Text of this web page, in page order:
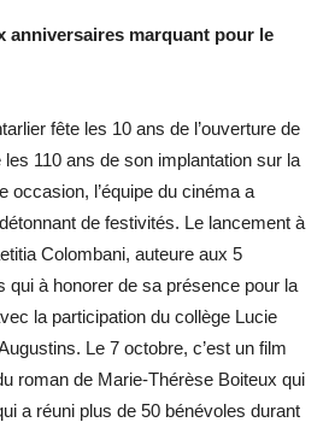
anniversaires marquant pour le
fête les 10 ans de l’ouverture de
110 ans de son implantation sur la
occasion, l’équipe du cinéma a
de festivités. Le lancement à
Colombani, auteure aux 5
qui à honorer de sa présence pour la
la participation du collège Lucie
Le 7 octobre, c’est un film
roman de Marie-Thérèse Boiteux qui
a réuni plus de 50 bénévoles durant